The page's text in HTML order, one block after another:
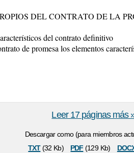
DEL CONTRATO DE LA
del contrato definitivo
de promesa los elementos
Descargar como (para miembros
txt(32 Kb) pdf (129 Kb)
Leer 17 páginas más